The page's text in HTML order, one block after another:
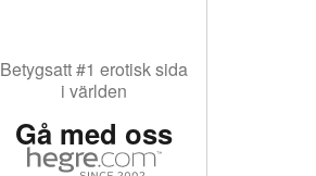
Betygsatt #1 erotisk sida
i världen
Gå med oss